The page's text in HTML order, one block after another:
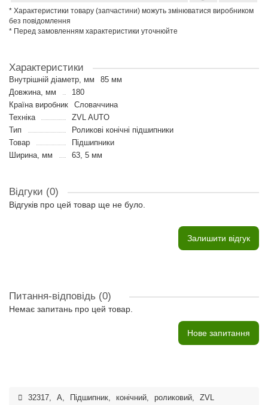
* Характеристики товару (запчастини) можуть змінюватися виробником
без повідомлення
* Перед замовленням характеристики уточнюйте
Характеристики
Внутрішній діаметр, мм
85 мм
Довжина, мм
180
Країна виробник
Словаччина
Техніка
ZVL AUTO
Тип
Роликові конічні підшипники
Товар
Підшипники
Ширина, мм
63, 5 мм
Відгуки (0)
Відгуків про цей товар ще не було.
Залишити відгук
Питання-відповідь (0)
Немає запитань про цей товар.
Нове запитання
32317, A, Підшипник, конічний, роликовий, ZVL